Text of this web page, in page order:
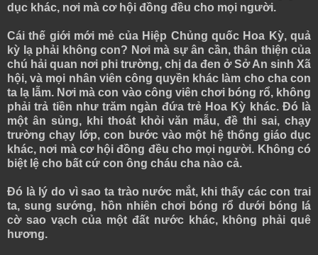
dục khác, nơi mà cơ hội đồng đều cho mọi người.
Cái thế giới mới mẻ của Hiệp Chủng quốc Hoa Kỳ, quả
kỳ lạ phải không con? Nơi mà sự ân cần, thân thiện của
chú hải quan nơi phi trường, chị da đen ở Sở An sinh Xã
hội, và mọi nhân viên công quyền khác làm cho cha con
ta lạ lẫm. Nơi mà con vào công viên chơi bóng rổ, không
phải trả tiền như trăm ngàn đứa trẻ Hoa Kỳ khác. Đó là
một ân sủng, khi thoát khỏi văn mẫu, đề thi sai, chạy
trường chạy lớp, con bước vào một hệ thống giáo dục
khác, nơi mà cơ hội đồng đều cho mọi người. Không có
biệt lệ cho bất cứ con ông cháu cha nào cả.
Đó là lý do vì sao ta trào nước mắt, khi thấy các con trai
ta, sung sướng, hồn nhiên chơi bóng rổ dưới bóng lá
cờ sao vạch của một đất nước khác, không phải quê
hương.